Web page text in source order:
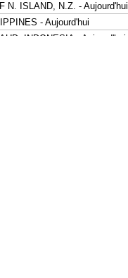
N. ISLAND, N.Z. - Aujourd'hui
- Aujourd'hui
INDONESIA - Aujourd'hui